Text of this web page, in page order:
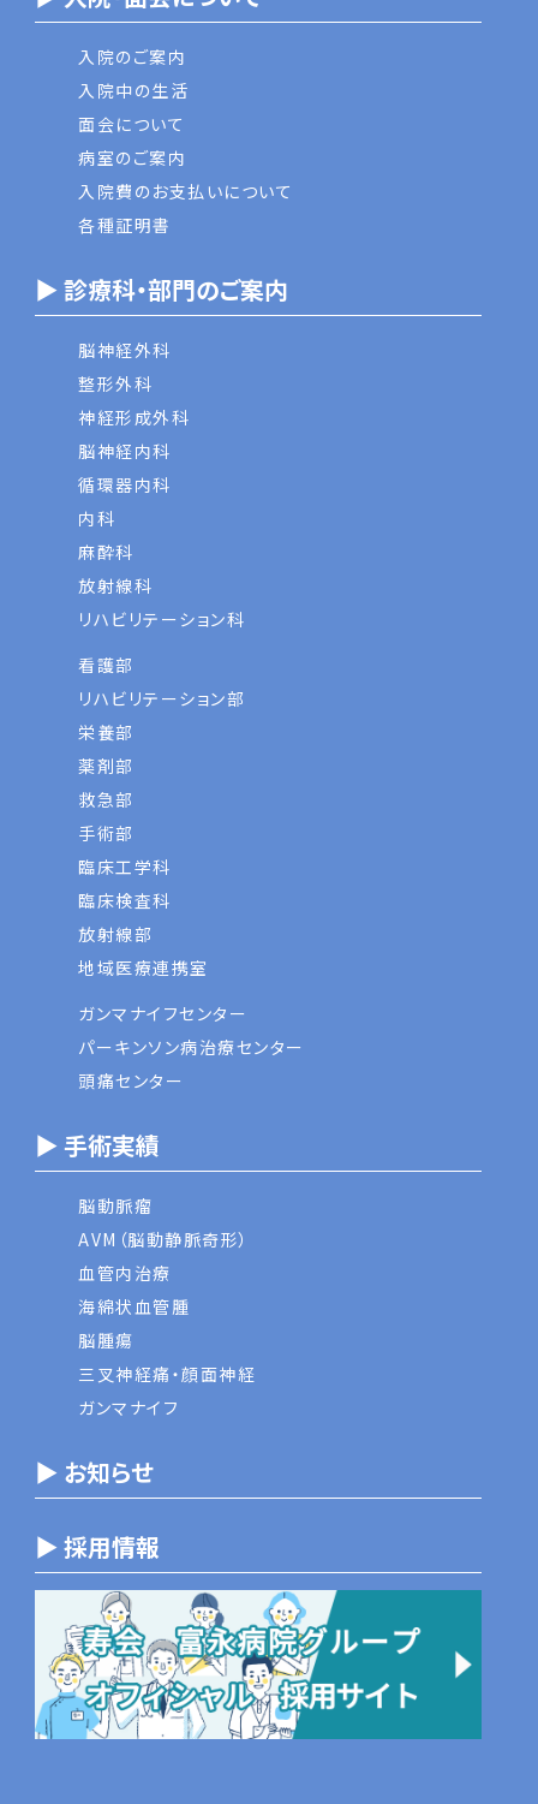
入院のご案内
入院中の生活
面会について
病室のご案内
入院費のお支払いについて
各種証明書
▶ 診療科・部門のご案内
脳神経外科
整形外科
神経形成外科
脳神経内科
循環器内科
内科
麻酔科
放射線科
リハビリテーション科
看護部
リハビリテーション部
栄養部
薬剤部
救急部
手術部
臨床工学科
臨床検査科
放射線部
地域医療連携室
ガンマナイフセンター
パーキンソン病治療センター
頭痛センター
▶ 手術実績
脳動脈瘤
AVM（脳動静脈奇形）
血管内治療
海綿状血管腫
脳腫瘍
三叉神経痛・顔面神経
ガンマナイフ
▶ お知らせ
▶ 採用情報